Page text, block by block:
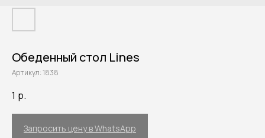
Обеденный стол Lines
Артикул:1838
1 р.
Запросить цену в WhatsApp